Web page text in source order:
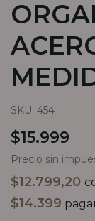
SKU: 454
$15.999
Precio sin
$12.799,20
$14.399